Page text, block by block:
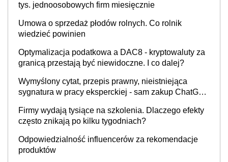
tys. jednoosobowych firm miesięcznie
Umowa o sprzedaż płodów rolnych. Co rolnik
wiedzieć powinien
Optymalizacja podatkowa a DAC8 - kryptowaluty za
granicą przestają być niewidoczne. I co dalej?
Wymyślony cytat, przepis prawny, nieistniejąca
sygnatura w pracy eksperckiej - sam zakup ChatGPT
Firmy wydają tysiące na szkolenia. Dlaczego efekty
często znikają po kilku tygodniach?
Odpowiedzialność influencerów za rekomendacje
produktów